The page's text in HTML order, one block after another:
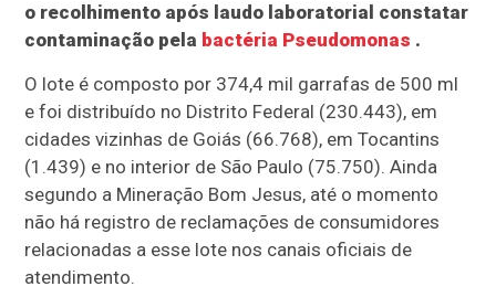
o recolhimento após laudo laboratorial constatar
contaminação pela bactéria Pseudomonas .
O lote é composto por 374,4 mil garrafas de 500 ml
e foi distribuído no Distrito Federal (230.443), em
cidades vizinhas de Goiás (66.768), em Tocantins
(1.439) e no interior de São Paulo (75.750). Ainda
segundo a Mineração Bom Jesus, até o momento
não há registro de reclamações de consumidores
relacionadas a esse lote nos canais oficiais de
atendimento.